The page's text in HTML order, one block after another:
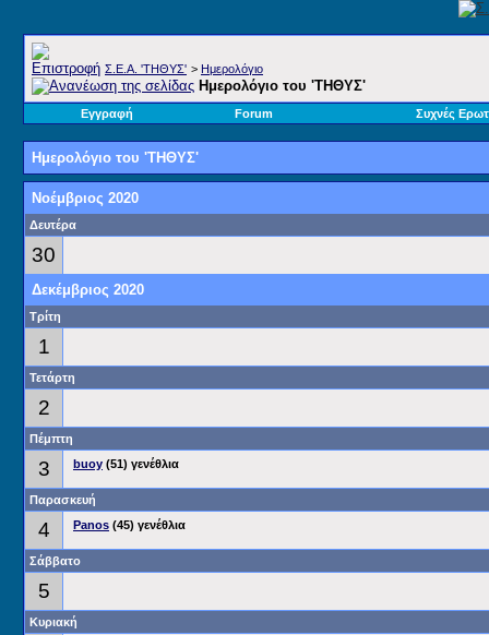
Σ.E.A. 'ΤΗΘΥΣ' > Ημερολόγιο
Ημερολόγιο του 'ΤΗΘΥΣ'
Εγγραφή Forum Συχνές
Ημερολόγιο του 'ΤΗΘΥΣ'
Νοέμβριος 2020
Δευτέρα
30
Δεκέμβριος 2020
Τρίτη
1
Τετάρτη
2
Πέμπτη
3 buoy (51) γενέθλια
Παρασκευή
4 Panos (45) γενέθλια
Σάββατο
5
Κυριακή